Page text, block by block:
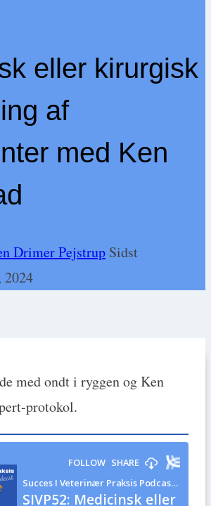
eller kirurgisk
af
med Ken
Drimer Pejstrup Sidst
2024
med ondt i ryggen og Ken
protokol.